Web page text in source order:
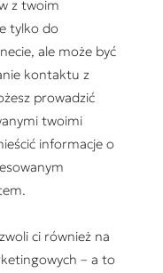
z twoim
tylko do
ale może być
kontaktu z
prowadzić
twoimi
informacje o
ci również na
– a to